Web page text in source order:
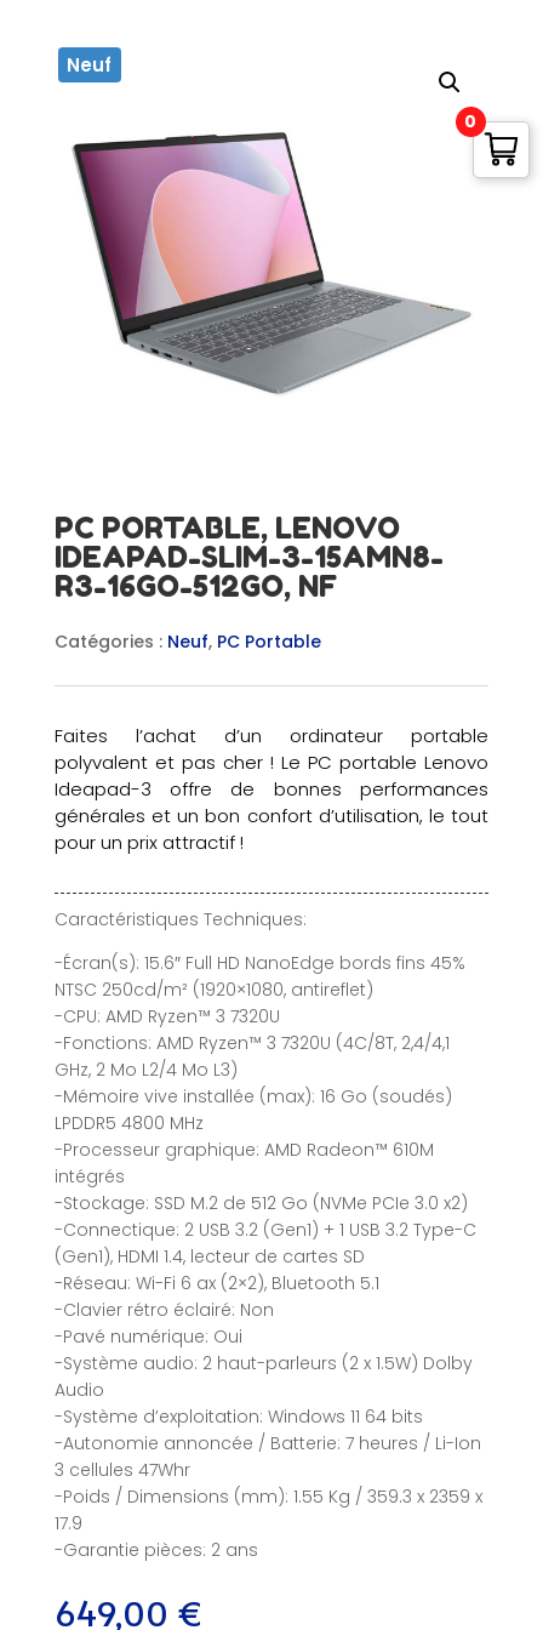
Neuf
PC PORTABLE, LENOVO
IDEAPAD-SLIM-3-15AMN8-
R3-16GO-512GO, NF
Catégories : Neuf, PC Portable
Faites l’achat d’un ordinateur portable
polyvalent et pas cher ! Le PC portable Lenovo
Ideapad-3 offre de bonnes performances
générales et un bon confort d’utilisation, le tout
pour un prix attractif !
Caractéristiques Techniques:
-Écran(s): 15.6″ Full HD NanoEdge bords fins 45%
NTSC 250cd/m² (1920×1080, antireflet)
-CPU: AMD Ryzen™ 3 7320U
-Fonctions: AMD Ryzen™ 3 7320U (4C/8T, 2,4/4,1
GHz, 2 Mo L2/4 Mo L3)
-Mémoire vive installée (max): 16 Go (soudés)
LPDDR5 4800 MHz
-Processeur graphique: AMD Radeon™ 610M
intégrés
-Stockage: SSD M.2 de 512 Go (NVMe PCIe 3.0 x2)
-Connectique: 2 USB 3.2 (Gen1) + 1 USB 3.2 Type-C
(Gen1), HDMI 1.4, lecteur de cartes SD
-Réseau: Wi-Fi 6 ax (2×2), Bluetooth 5.1
-Clavier rétro éclairé: Non
-Pavé numérique: Oui
-Système audio: 2 haut-parleurs (2 x 1.5W) Dolby
Audio
-Système d’exploitation: Windows 11 64 bits
-Autonomie annoncée / Batterie: 7 heures / Li-Ion
3 cellules 47Whr
-Poids / Dimensions (mm): 1.55 Kg / 359.3 x 2359 x
17.9
-Garantie pièces: 2 ans
649,00 €
0